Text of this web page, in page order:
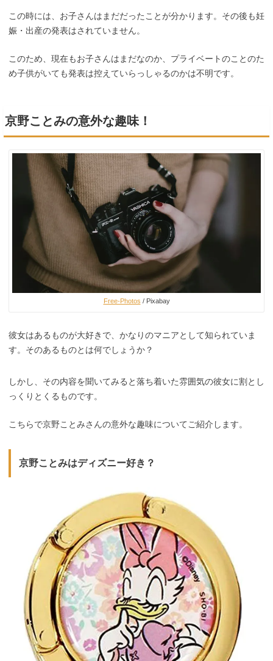
この時には、お子さんはまだだったことが分かります。その後も妊
娠・出産の発表はされていません。
このため、現在もお子さんはまだなのか、プライベートのことのた
め子供がいても発表は控えていらっしゃるのかは不明です。
京野ことみの意外な趣味！
Free-Photos / Pixabay
彼女はあるものが大好きで、かなりのマニアとして知られていま
す。そのあるものとは何でしょうか？
しかし、その内容を聞いてみると落ち着いた雰囲気の彼女に割とし
っくりとくるものです。
こちらで京野ことみさんの意外な趣味についてご紹介します。
京野ことみはディズニー好き？